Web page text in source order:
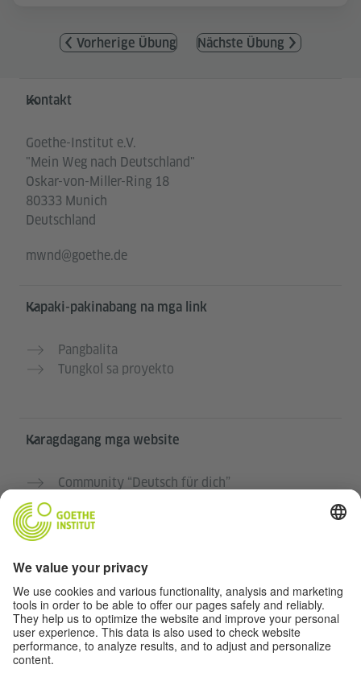
Vorherige Übung Nächste Übung
Service- und Informationsbereich
Kontakt
Goethe-Institut e.V.
"Mein Weg nach Deutschland"
Oskar-von-Miller-Ring 18
80333 Munich
Deutschland
mwnd@goethe.de
Kapaki-pakinabang na mga link
Pangbalita
Tungkol sa proyekto
Karagdagang mga website
Community “Deutsch für dich”
Mga kursong Aleman ng Goethe-Institut
Pribasiya at Pag-accessibilidad
Protección de datos y accesibilidad